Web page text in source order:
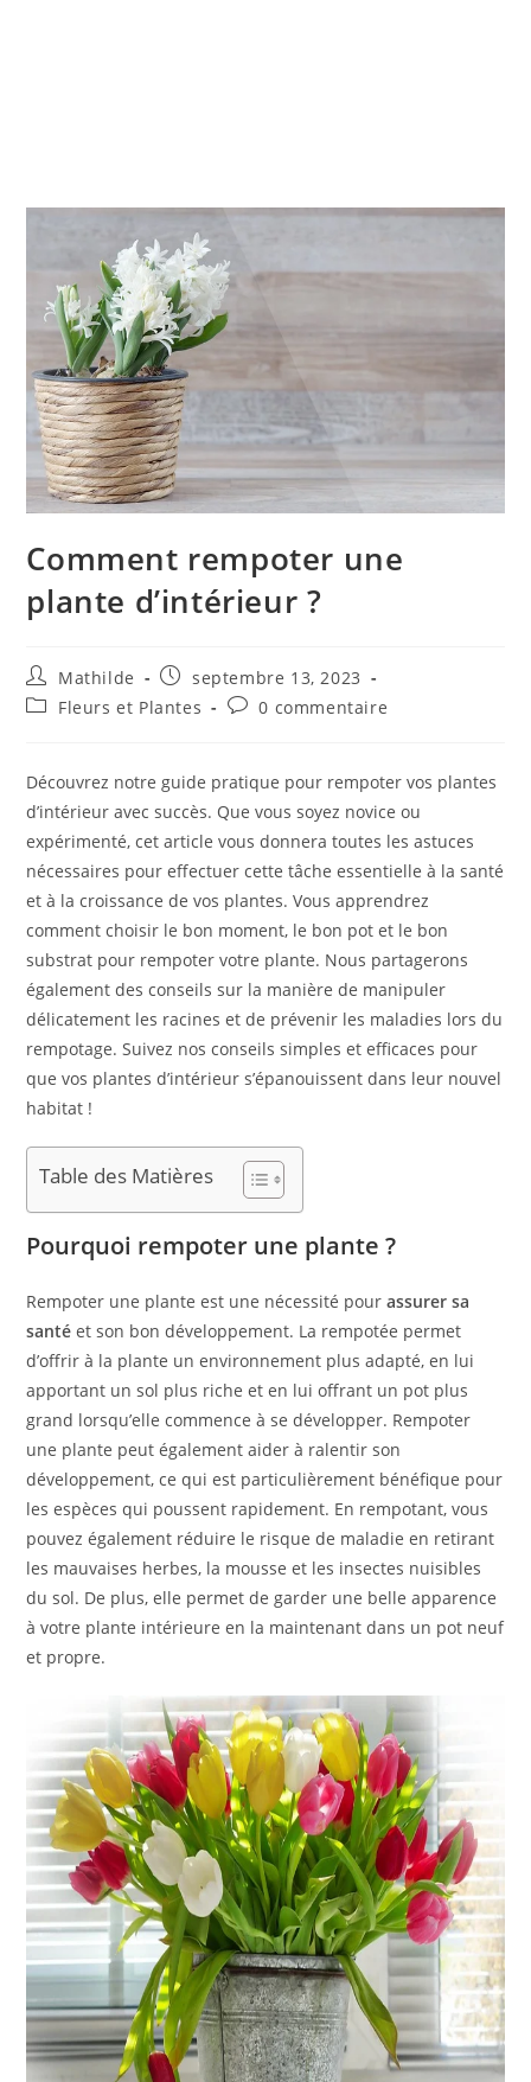
Comment rempoter une
plante d’intérieur ?
Mathilde
septembre 13, 2023
Fleurs et Plantes
0 commentaire
Découvrez notre guide pratique pour rempoter vos plantes
d’intérieur avec succès. Que vous soyez novice ou
expérimenté, cet article vous donnera toutes les astuces
nécessaires pour effectuer cette tâche essentielle à la santé
et à la croissance de vos plantes. Vous apprendrez
comment choisir le bon moment, le bon pot et le bon
substrat pour rempoter votre plante. Nous partagerons
également des conseils sur la manière de manipuler
délicatement les racines et de prévenir les maladies lors du
rempotage. Suivez nos conseils simples et efficaces pour
que vos plantes d’intérieur s’épanouissent dans leur nouvel
habitat !
Table des Matières
Pourquoi rempoter une plante ?
Rempoter une plante est une nécessité pourassurer sa
santé et son bon développement. La rempotée permet
d’offrir à la plante un environnement plus adapté, en lui
apportant un sol plus riche et en lui offrant un pot plus
grand lorsqu’elle commence à se développer. Rempoter
une plante peut également aider à ralentir son
développement, ce qui est particulièrement bénéfique pour
les espèces qui poussent rapidement. En rempotant, vous
pouvez également réduire le risque de maladie en retirant
les mauvaises herbes, la mousse et les insectes nuisibles
du sol. De plus, elle permet de garder une belle apparence
à votre plante intérieure en la maintenant dans un pot neuf
et propre.